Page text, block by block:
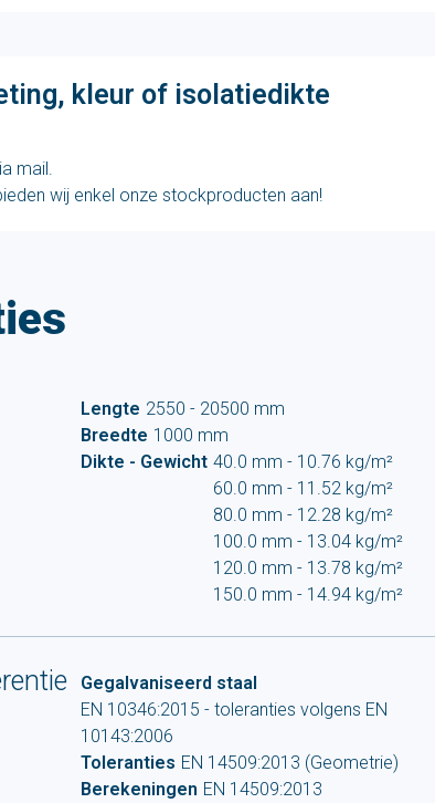
kleur of isolatiedikte
mail.
wij enkel onze stockproducten aan!
Lengte 2550 - 20500 mm
Breedte 1000 mm
Dikte - Gewicht 40.0 mm - 10.76 kg/m²
60.0 mm - 11.52 kg/m²
80.0 mm - 12.28 kg/m²
100.0 mm - 13.04 kg/m²
120.0 mm - 13.78 kg/m²
150.0 mm - 14.94 kg/m²
Gegalvaniseerd staal
EN 10346:2015 - toleranties volgens EN
10143:2006
Toleranties EN 14509:2013 (Geometrie)
Berekeningen EN 14509:2013